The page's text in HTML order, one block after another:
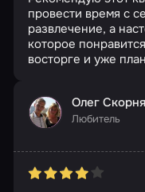
провести время с
развлечение, а
которое
восторге и уже
Олег
Любитель